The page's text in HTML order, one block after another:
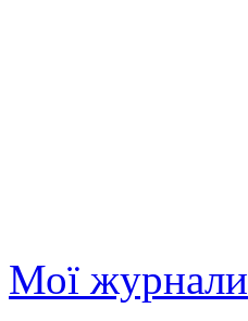
Мої журнали